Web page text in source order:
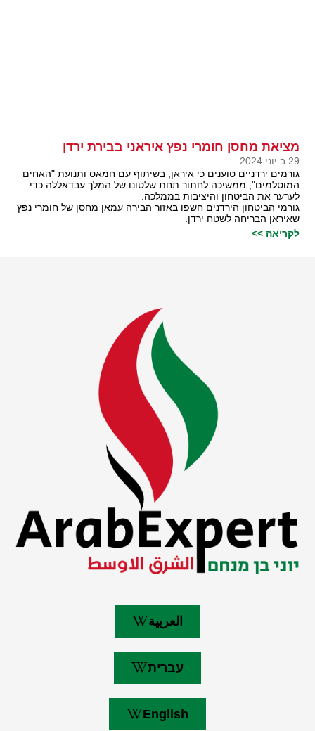
מציאת מחסן חומרי נפץ איראני בבירת ירדן
29 ב יוני 2024
גורמים ירדניים טוענים כי איראן, בשיתוף עם חמאס ותנועת "האחים
המוסלמים", ממשיכה לחתור תחת שלטונו של המלך עבדאללה כדי
לערער את הביטחון והיציבות בממלכה.
גורמי הביטחון הירדנים חשפו באזור הבירה עמאן מחסן של חומרי נפץ
שאיראן הבריחה לשטח ירדן.
לקריאה >>
العربية
עברית
English